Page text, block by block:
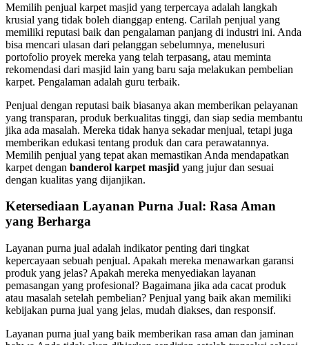
Memilih penjual karpet masjid yang terpercaya adalah langkah
krusial yang tidak boleh dianggap enteng. Carilah penjual yang
memiliki reputasi baik dan pengalaman panjang di industri ini. Anda
bisa mencari ulasan dari pelanggan sebelumnya, menelusuri
portofolio proyek mereka yang telah terpasang, atau meminta
rekomendasi dari masjid lain yang baru saja melakukan pembelian
karpet. Pengalaman adalah guru terbaik.
Penjual dengan reputasi baik biasanya akan memberikan pelayanan
yang transparan, produk berkualitas tinggi, dan siap sedia membantu
jika ada masalah. Mereka tidak hanya sekadar menjual, tetapi juga
memberikan edukasi tentang produk dan cara perawatannya.
Memilih penjual yang tepat akan memastikan Anda mendapatkan
karpet dengan banderol karpet masjid yang jujur dan sesuai
dengan kualitas yang dijanjikan.
Ketersediaan Layanan Purna Jual: Rasa Aman
yang Berharga
Layanan purna jual adalah indikator penting dari tingkat
kepercayaan sebuah penjual. Apakah mereka menawarkan garansi
produk yang jelas? Apakah mereka menyediakan layanan
pemasangan yang profesional? Bagaimana jika ada cacat produk
atau masalah setelah pembelian? Penjual yang baik akan memiliki
kebijakan purna jual yang jelas, mudah diakses, dan responsif.
Layanan purna jual yang baik memberikan rasa aman dan jaminan